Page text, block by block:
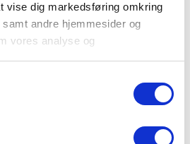
vise dig markedsføring omkring
andre hjemmesider og
vores analyse og
brug af cookies under
videre til vores Cookiepolitik,